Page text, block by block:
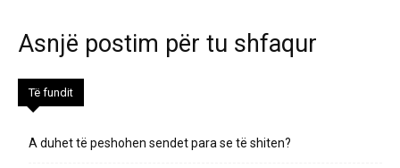
Asnjë postim për tu shfaqur
Të fundit
A duhet të peshohen sendet para se të shiten?